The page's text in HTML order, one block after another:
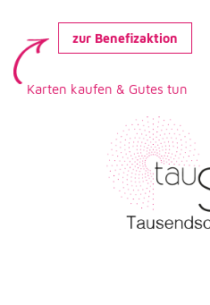
zur Benefizaktion
Karten kaufen & Gutes tun